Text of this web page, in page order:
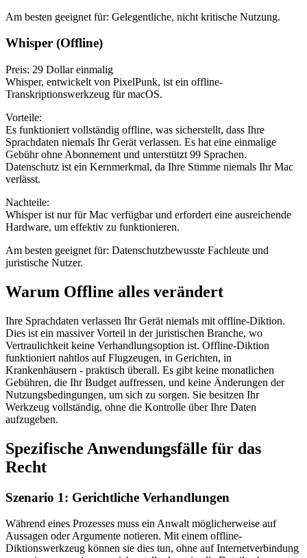
Am besten geeignet für: Gelegentliche, nicht kritische Nutzung.
Whisper (Offline)
Preis: 29 Dollar einmalig
Whisper, entwickelt von PixelPunk, ist ein offline-
Transkriptionswerkzeug für macOS.
Vorteile:
Es funktioniert vollständig offline, was sicherstellt, dass Ihre
Sprachdaten niemals Ihr Gerät verlassen. Es hat eine einmalige
Gebühr ohne Abonnement und unterstützt 99 Sprachen.
Datenschutz ist ein Kernmerkmal, da Ihre Stimme niemals Ihr Mac
verlässt.
Nachteile:
Whisper ist nur für Mac verfügbar und erfordert eine ausreichende
Hardware, um effektiv zu funktionieren.
Am besten geeignet für: Datenschutzbewusste Fachleute und
juristische Nutzer.
Warum Offline alles verändert
Ihre Sprachdaten verlassen Ihr Gerät niemals mit offline-Diktion.
Dies ist ein massiver Vorteil in der juristischen Branche, wo
Vertraulichkeit keine Verhandlungsoption ist. Offline-Diktion
funktioniert nahtlos auf Flugzeugen, in Gerichten, in
Krankenhäusern - praktisch überall. Es gibt keine monatlichen
Gebühren, die Ihr Budget auffressen, und keine Änderungen der
Nutzungsbedingungen, um sich zu sorgen. Sie besitzen Ihr
Werkzeug vollständig, ohne die Kontrolle über Ihre Daten
aufzugeben.
Spezifische Anwendungsfälle für das
Recht
Szenario 1: Gerichtliche Verhandlungen
Während eines Prozesses muss ein Anwalt möglicherweise auf
Aussagen oder Argumente notieren. Mit einem offline-
Diktionswerkzeug können sie dies tun, ohne auf Internetverbindung